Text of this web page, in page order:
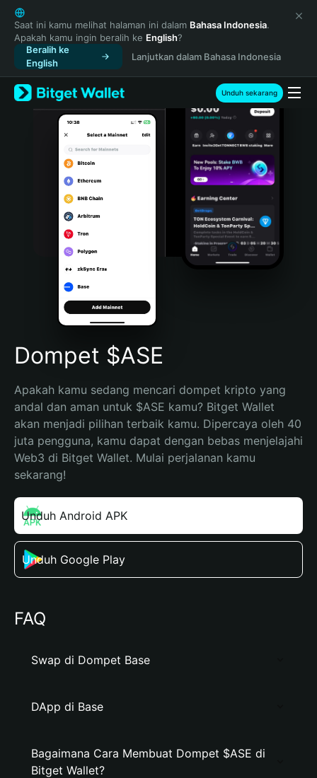
English
日本語
Tiếng Việt
Русский
Español (Latinoamérica)
Türkçe
Italiano
Português (Portugal)
Bahasa Indonesia
Português (Brasil)
Español (Argentina)
Saat ini kamu melihat halaman ini dalam Bahasa Indonesia.
Apakah kamu ingin beralih ke English?
Beralih ke
English
Lanjutkan dalam Bahasa Indonesia
Unduh sekarang
Dompet $ASE
Apakah kamu sedang mencari dompet kripto yang
andal dan aman untuk $ASE kamu? Bitget Wallet
akan menjadi pilihan terbaik kamu. Dipercaya oleh 40
juta pengguna, kamu dapat dengan bebas menjelajahi
Web3 di Bitget Wallet. Mulai perjalanan kamu
sekarang!
Unduh Android APK
Unduh Google Play
FAQ
Swap di Dompet Base
DApp di Base
Bagaimana Cara Membuat Dompet $ASE di
Bitget Wallet?